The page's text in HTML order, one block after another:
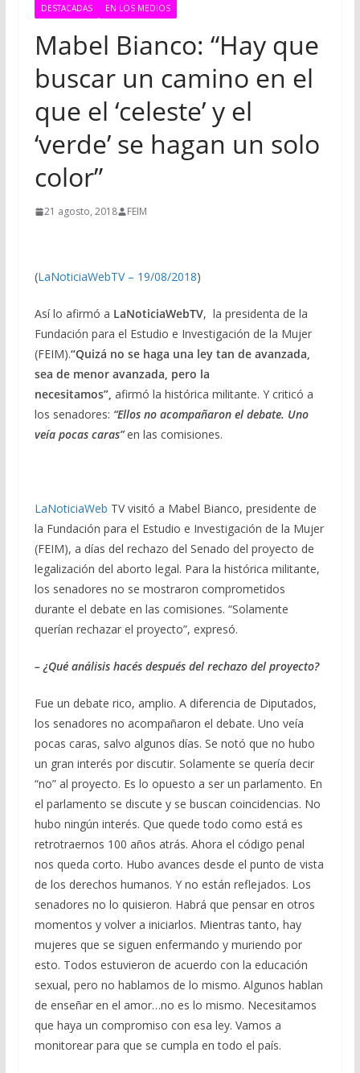
DESTACADAS EN LOS MEDIOS
Mabel Bianco: “Hay que
buscar un camino en el
que el ‘celeste’ y el
‘verde’ se hagan un solo
color”
21 agosto, 2018 FEIM
(LaNoticiaWebTV – 19/08/2018)
Así lo afirmó a LaNoticiaWebTV, la presidenta de la
Fundación para el Estudio e Investigación de la Mujer
(FEIM).“Quizá no se haga una ley tan de avanzada,
sea de menor avanzada, pero la
necesitamos”, afirmó la histórica militante. Y criticó a
los senadores: “Ellos no acompañaron el debate. Uno
veía pocas caras” en las comisiones.
LaNoticiaWeb TV visitó a Mabel Bianco, presidente de
la Fundación para el Estudio e Investigación de la Mujer
(FEIM), a días del rechazo del Senado del proyecto de
legalización del aborto legal. Para la histórica militante,
los senadores no se mostraron comprometidos
durante el debate en las comisiones. “Solamente
querían rechazar el proyecto”, expresó.
– ¿Qué análisis hacés después del rechazo del proyecto?
Fue un debate rico, amplio. A diferencia de Diputados,
los senadores no acompañaron el debate. Uno veía
pocas caras, salvo algunos días. Se notó que no hubo
un gran interés por discutir. Solamente se quería decir
“no” al proyecto. Es lo opuesto a ser un parlamento. En
el parlamento se discute y se buscan coincidencias. No
hubo ningún interés. Que quede todo como está es
retrotraernos 100 años atrás. Ahora el código penal
nos queda corto. Hubo avances desde el punto de vista
de los derechos humanos. Y no están reflejados. Los
senadores no lo quisieron. Habrá que pensar en otros
momentos y volver a iniciarlos. Mientras tanto, hay
mujeres que se siguen enfermando y muriendo por
esto. Todos estuvieron de acuerdo con la educación
sexual, pero no hablamos de lo mismo. Algunos hablan
de enseñar en el amor…no es lo mismo. Necesitamos
que haya un compromiso con esa ley. Vamos a
monitorear para que se cumpla en todo el país.